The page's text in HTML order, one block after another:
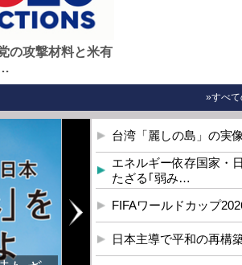
の攻撃材料と米有
»すべ
台湾「麗しの島」の実像
エネルギー依存国家
たざる｢弱み…
FIFAワールドカップ
日本主導で平和の再構